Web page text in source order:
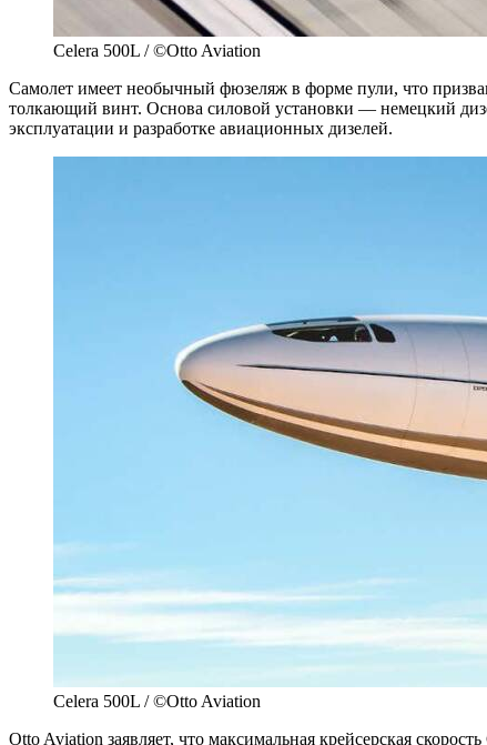
Celera 500L / ©Otto Aviation
Самолет имеет необычный фюзеляж в форме пули, что
толкающий винт. Основа силовой установки — немецкий
эксплуатации и разработке авиационных дизелей.
Celera 500L / ©Otto Aviation
Otto Aviation заявляет, что максимальная крейсерская